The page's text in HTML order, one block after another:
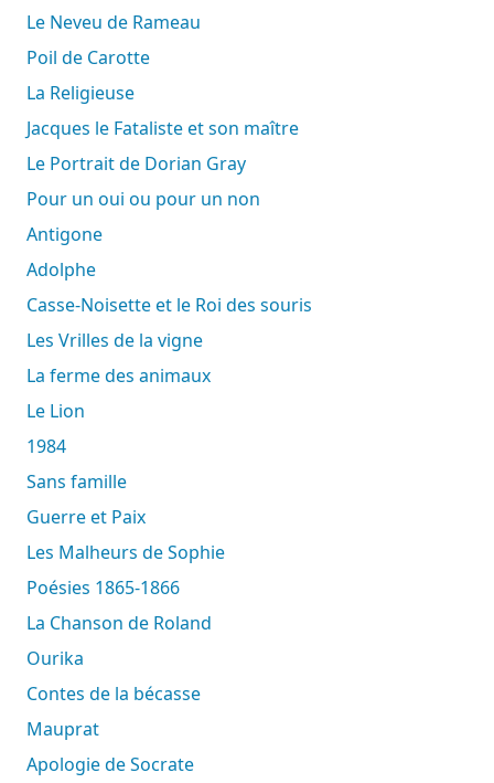
Le Neveu de Rameau
Poil de Carotte
La Religieuse
Jacques le Fataliste et son maître
Le Portrait de Dorian Gray
Pour un oui ou pour un non
Antigone
Adolphe
Casse-Noisette et le Roi des souris
Les Vrilles de la vigne
La ferme des animaux
Le Lion
1984
Sans famille
Guerre et Paix
Les Malheurs de Sophie
Poésies 1865-1866
La Chanson de Roland
Ourika
Contes de la bécasse
Mauprat
Apologie de Socrate